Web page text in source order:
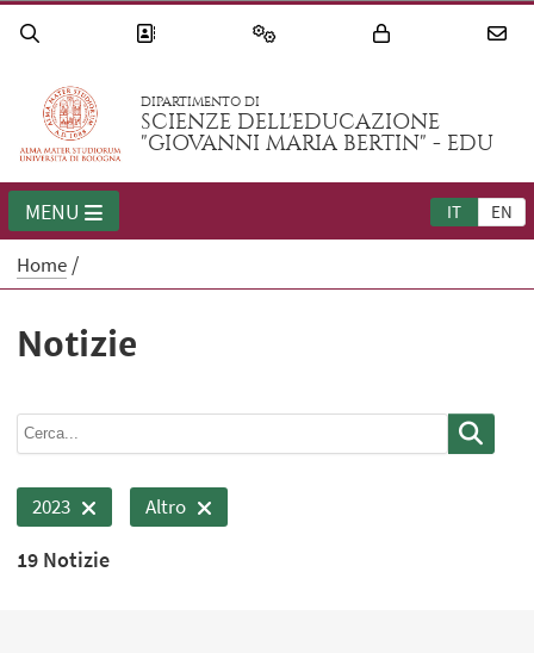
DIPARTIMENTO DI
SCIENZE DELL'EDUCAZIONE
"GIOVANNI MARIA BERTIN" - EDU
IT EN
MENU
Home
Notizie
2023 Altro
19 Notizie